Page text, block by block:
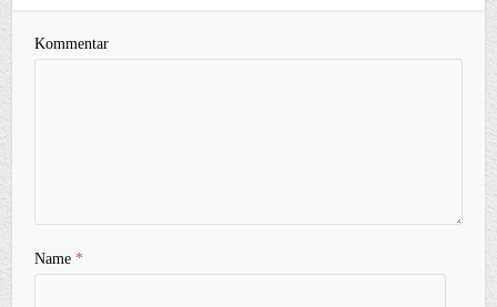
Kommentar
Name*